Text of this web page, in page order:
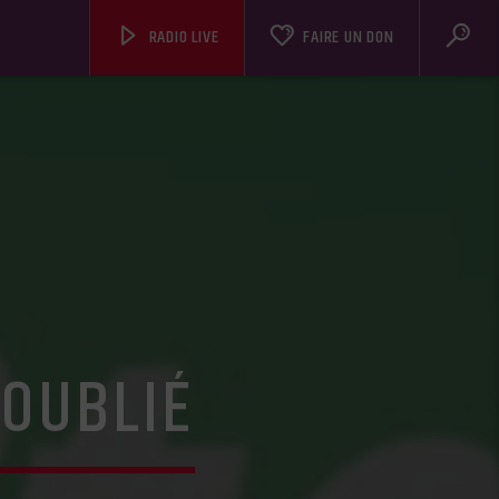
FAIRE UN DON
RADIO LIVE